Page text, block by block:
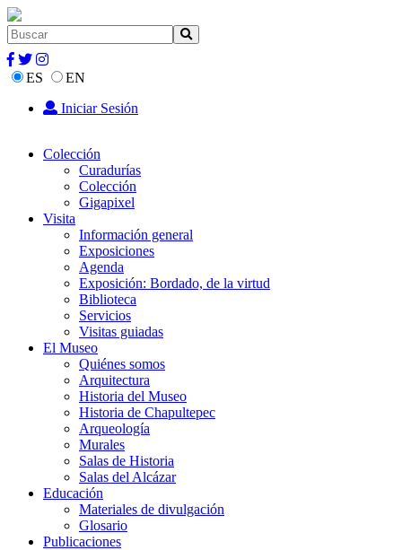
ES
EN
Iniciar Sesión
Colección
Curadurías
Colección
Gigapixel
Visita
Información general
Exposiciones
Agenda
Exposición: Bordado, de la virtud
Biblioteca
Servicios
Visitas guiadas
El Museo
Quiénes somos
Arquitectura
Historia del Museo
Historia de Chapultepec
Arqueología
Murales
Salas de Historia
Salas del Alcázar
Educación
Materiales de divulgación
Glosario
Publicaciones